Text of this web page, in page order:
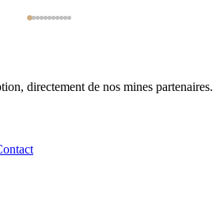
directement de nos mines partenaires.